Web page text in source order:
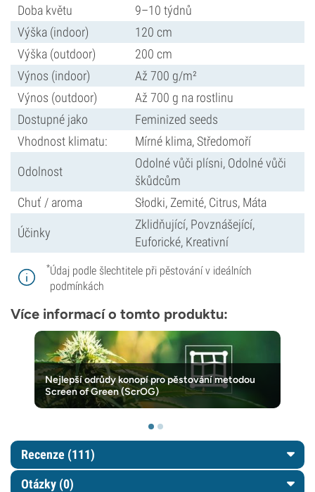
Doba květu
9–10 týdnů
Výška (indoor)
120 cm
Výška (outdoor)
200 cm
Výnos (indoor)
Až 700 g/m²
Výnos (outdoor)
Až 700 g na rostlinu
Dostupné jako
Feminized seeds
Vhodnost klimatu:
Mírné klima, Středomoří
Odolnost
Odolné vůči plísni, Odolné vůči
škůdcům
Chuť / aroma
Słodki, Zemité, Citrus, Máta
Účinky
Zklidňující, Povznášející,
Euforické, Kreativní
*Údaj podle šlechtitele při pěstování v ideálních
podmínkách
Více informací o tomto produktu:
Nejlepší odrůdy konopí pro pěstování metodou
Screen of Green (ScrOG)
Recenze (111)
Otázky (0)